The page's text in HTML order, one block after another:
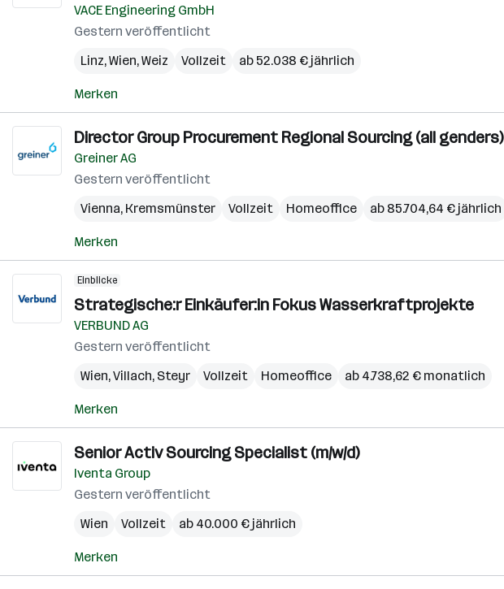
VACE Engineering GmbH
Gestern veröffentlicht
Linz,Wien,Weiz Vollzeit ab 52.038 € jährlich
Merken
Director Group Procurement Regional Sourcing (all genders)
Greiner AG
Gestern veröffentlicht
Vienna, Kremsmünster Vollzeit Homeoffice ab 85.704,64 € jährlich
Merken
Einblicke
Strategische:r Einkäufer:in Fokus Wasserkraftprojekte
VERBUND AG
Gestern veröffentlicht
Wien,Villach, Steyr Vollzeit Homeoffice ab 4.738,62 € monatlich
Merken
Senior Activ Sourcing Specialist (m/w/d)
Iventa Group
Gestern veröffentlicht
Wien
Vollzeit ab 40.000 € jährlich
Merken